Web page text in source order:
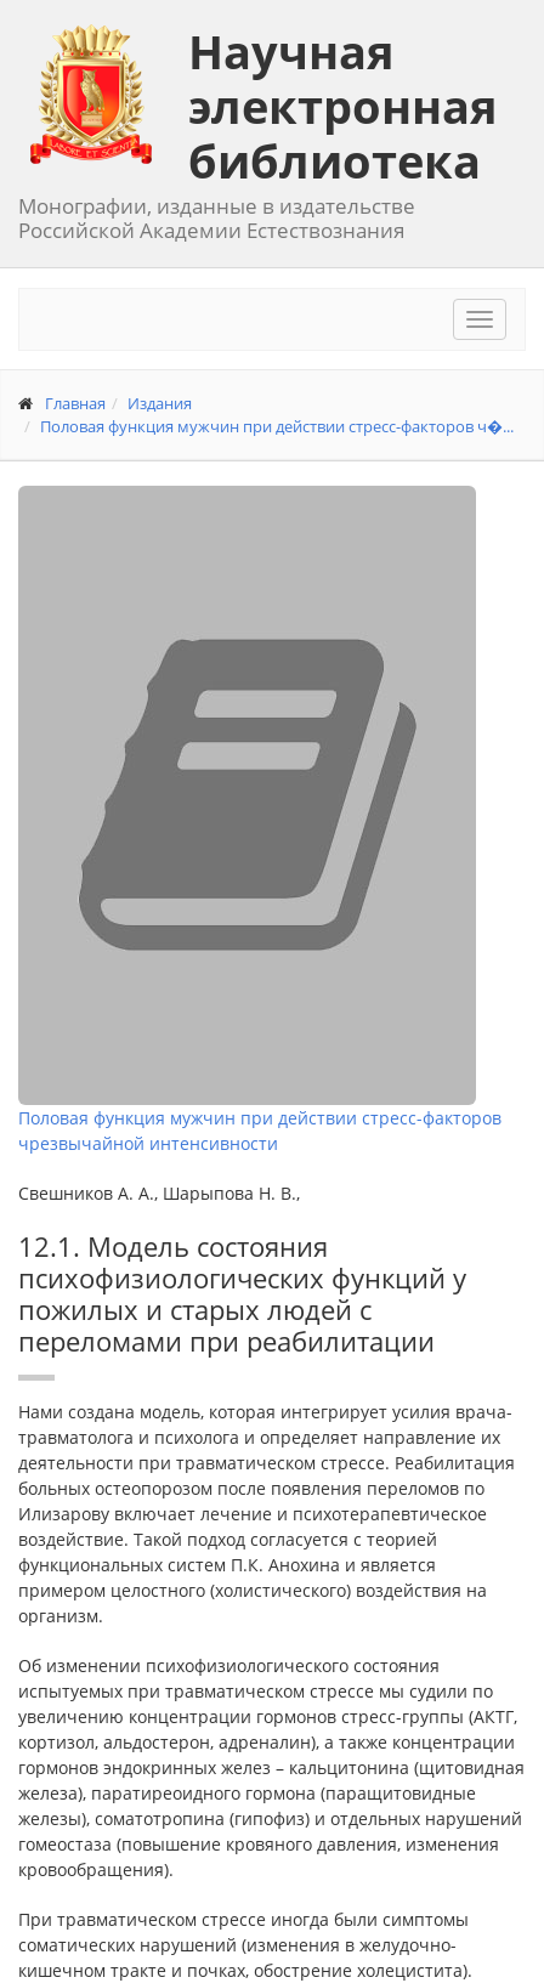
Научная
электронная
библиотека
Монографии, изданные в издательстве
Российской Академии Естествознания
Toggle
Главная
Издания
Половая функция мужчин при действии стресс-факторов ч�...
Половая функция мужчин при действии стресс-факторов
чрезвычайной интенсивности
Свешников А. А., Шарыпова Н. В.,
12.1. Модель состояния
психофизиологических функций у
пожилых и старых людей с
переломами при реабилитации
Нами создана модель, которая интегрирует усилия врача-
травматолога и психолога и определяет направление их
деятельности при травматическом стрессе. Реабилитация
больных остеопорозом после появления переломов по
Илизарову включает лечение и психотерапевтическое
воздействие. Такой подход согласуется с теорией
функциональных систем П.К. Анохина и является
примером целостного (холистического) воздействия на
организм.
Об изменении психофизиологического состояния
испытуемых при травматическом стрессе мы судили по
увеличению концентрации гормонов стресс-группы (АКТГ,
кортизол, альдостерон, адреналин), а также концентрации
гормонов эндокринных желез – кальцитонина (щитовидная
железа), паратиреоидного гормона (паращитовидные
железы), соматотропина (гипофиз) и отдельных нарушений
гомеостаза (повышение кровяного давления, изменения
кровообращения).
При травматическом стрессе иногда были симптомы
соматических нарушений (изменения в желудочно-
кишечном тракте и почках, обострение холецистита).